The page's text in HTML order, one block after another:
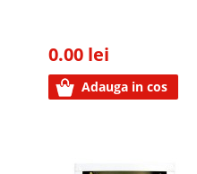
0.00 lei
Adauga in cos